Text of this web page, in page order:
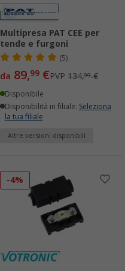
Multipresa PAT CEE per
tende e furgoni
(5)
da 89,99 €PVP 134,99€
Disponibile
Disponibilità in filiale: Seleziona
la tua filiale
Altre versioni disponibili
-4%